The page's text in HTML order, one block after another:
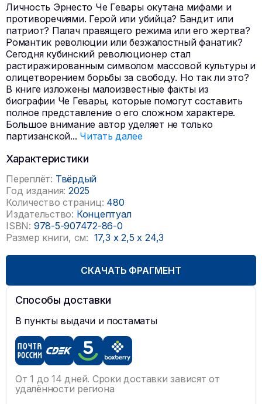
Личность Эрнесто Че Гевары окутана мифами и
противоречиями. Герой или убийца? Бандит или
патриот? Палач правящего режима или его жертва?
Романтик революции или безжалостный фанатик?
Сегодня кубинский революционер стал
растиражированным символом массовой культуры и
олицетворением борьбы за свободу. Но так ли это?
В книге изложены малоизвестные факты из
биографии Че Гевары, которые помогут составить
полное представление о его сложном характере.
Большое внимание автор уделяет не только
партизанской... Читать далее
Характеристики
Переплёт: Твёрдый
Год издания: 2025
Количество страниц: 480
Издательство: Концептуал
ISBN: 978-5-907472-86-0
Размер книги, см: 17,3 x 2,5 x 24,3
СКАЧАТЬ ФРАГМЕНТ
Способы доставки
В пункты выдачи и постаматы
От 1 до 14 дней. Сроки доставки зависят от
удалённости региона